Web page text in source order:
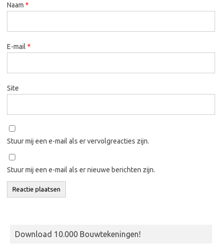
Naam *
E-mail *
Site
Stuur mij een e-mail als er vervolgreacties zijn.
Stuur mij een e-mail als er nieuwe berichten zijn.
Download 10.000 Bouwtekeningen!